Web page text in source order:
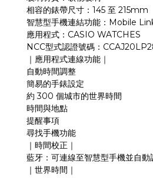
相容的錶帶尺寸： 145 至 215mm
智慧型手機連結功能： Mobile
應用程式： CASIO WATCHES
NCC型式認證號碼：
｜應用程式連線功能｜
自動時間調整
簡易的手錶設定
約 300 個城市的世界時間
時間與地點
提醒事項
尋找手機功能
｜時間校正｜
藍牙：可連線至智慧型手機並自動
｜世界時間｜